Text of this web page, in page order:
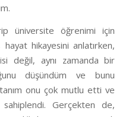
üniversite öğrenimi için
hikayesini anlatırken,
değil, aynı zamanda bir
düşündüm ve bunu
onu çok mutlu etti ve
Gerçekten de,